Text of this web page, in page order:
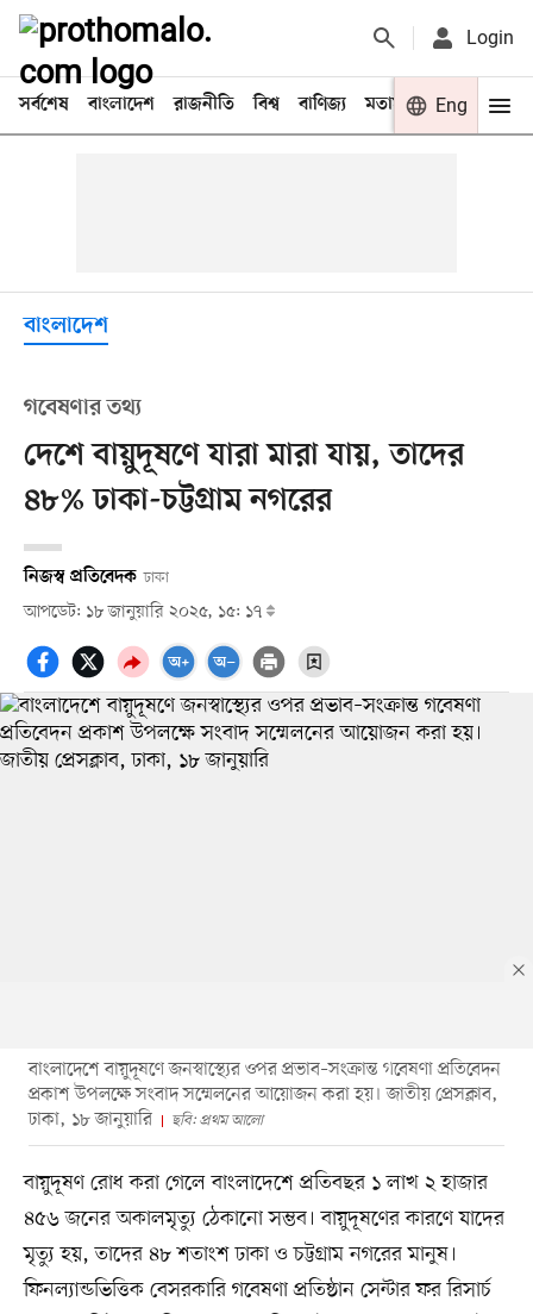
Login
সর্বশেষ বাংলাদেশ রাজনীতি বিশ্ব বাণিজ্য মতামত খেলা
Eng
বাংলাদেশ
গবেষণার তথ্য
দেশে বায়ুদূষণে যারা মারা যায়, তাদের
৪৮% ঢাকা-চট্টগ্রাম নগরের
নিজস্ব প্রতিবেদক ঢাকা
আপডেট: ১৮ জানুয়ারি ২০২৫, ১৫: ১৭
বাংলাদেশে বায়ুদূষণে জনস্বাস্থ্যের ওপর প্রভাব–সংক্রান্ত গবেষণা প্রতিবেদন
প্রকাশ উপলক্ষে সংবাদ সম্মেলনের আয়োজন করা হয়। জাতীয় প্রেসক্লাব,
ঢাকা, ১৮ জানুয়ারি
ছবি: প্রথম আলো
বায়ুদূষণ রোধ করা গেলে বাংলাদেশে প্রতিবছর ১ লাখ ২ হাজার
৪৫৬ জনের অকালমৃত্যু ঠেকানো সম্ভব। বায়ুদূষণের কারণে যাদের
মৃত্যু হয়, তাদের ৪৮ শতাংশ ঢাকা ও চট্টগ্রাম নগরের মানুষ।
ফিনল্যান্ডভিত্তিক বেসরকারি গবেষণা প্রতিষ্ঠান সেন্টার ফর রিসার্চ